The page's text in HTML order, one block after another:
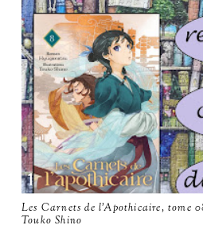
Les Carnets de l'Apothicaire, tome
Touko Shino